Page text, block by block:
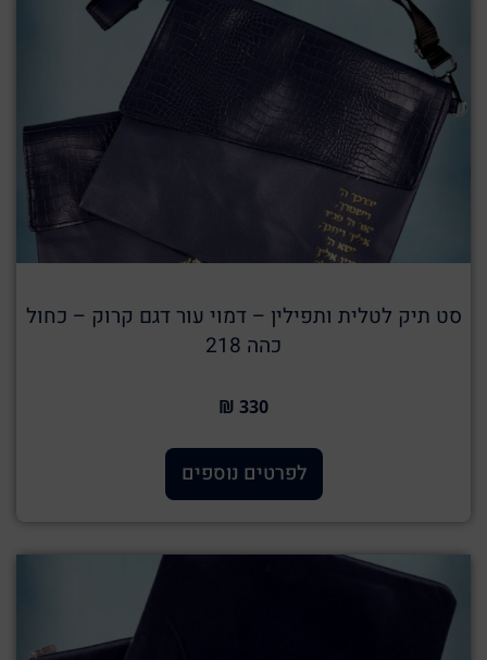
סט תיק לטלית ותפילין – דמוי עור דגם קרוק – כחול
כהה 218
330 ₪
לפרטים נוספים